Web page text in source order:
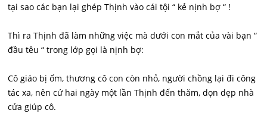
tại sao các bạn lại ghép Thịnh vào cái tội “ kẻ nịnh bợ “ !
Thì ra Thịnh đã làm những việc mà dưới con mắt của vài bạn “
đầu têu “ trong lớp gọi là nịnh bợ:
Cô giáo bị ốm, thương cô con còn nhỏ, người chồng lại đi công
tác xa, nên cứ hai ngày một lần Thịnh đến thăm, dọn dẹp nhà
cửa giúp cô.